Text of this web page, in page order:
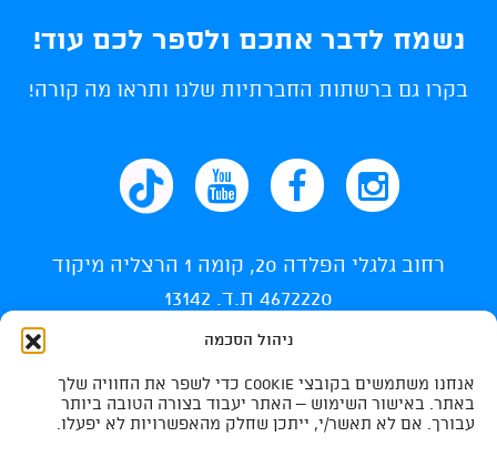
ניהול הסכמה
אנחנו משתמשים בקובצי Cookie כדי לשפר את החוויה שלך
באתר. באישור השימוש – האתר יעבוד בצורה הטובה ביותר
עבורך. אם לא תאשר/י, ייתכן שחלק מהאפשרויות לא יפעלו.
נשמח לדבר אתכם ולספר לכם עוד!
בקרו גם ברשתות החברתיות שלנו ותראו מה קורה!
רחוב גלגלי הפלדה 20, קומה 1 הרצליה מיקוד
4672220 ת.ד. 13142
info@ti-swim.co.il
035400710
035400732